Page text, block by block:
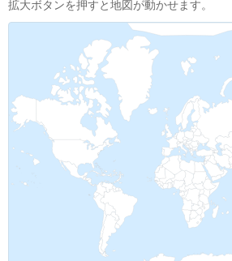
拡大ボタンを押すと地図が動かせます。